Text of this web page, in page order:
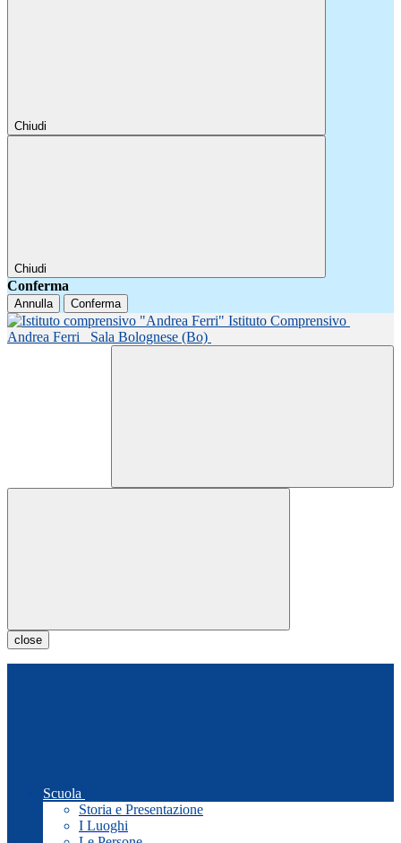
Chiudi
Chiudi
Conferma
Annulla Conferma
Istituto Comprensivo
Andrea Ferri
Sala Bolognese (Bo)
close
Scuola
Storia e Presentazione
I Luoghi